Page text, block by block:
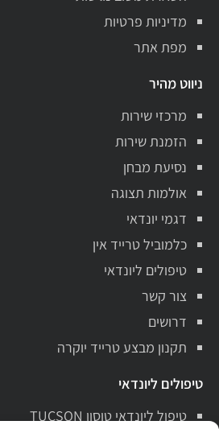
מדיניות פרטיות
מפת אתר
ניווט מהיר
מרכזי שירות
הזמנת שירות
נסיעת מבחן
אולמות תצוגה
דגמי יונדאי
כלמוביל טרייד אין
טיפולים ליונדאי
צור קשר
דרושים
תקנון מבצע טרייד יוקרה
טיפולים ליונדאי
טיפול ליונדאי טוסון TUCSON